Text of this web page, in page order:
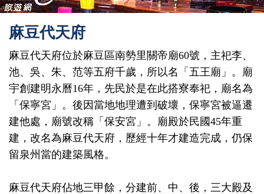
麻豆代天府
麻豆代天府位於麻豆區南勢里關帝廟60號，主祀李、
池、吳、朱、范等五府千歲，所以名「五王廟」。廟
宇創建明永曆16年，先民於是在此搭寮奉祀，廟名為
「保寧宮」。後因當地地理遭到破壞，保寧宮被逼遷
建他處，廟號改稱「保安宮」。廟殿於民國45年重
建，改名為麻豆代天府，歷經十年才建造完成，仍保
留泉州當的建築風格。
麻豆代天府佔地三甲餘，分建前、中、後，三大殿及